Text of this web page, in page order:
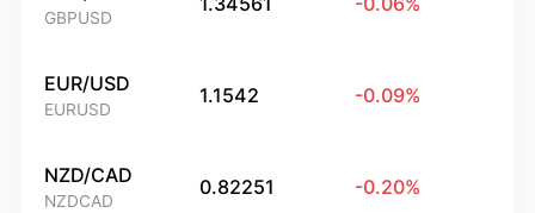
GBPUSD
EUR/USD
EURUSD
1.1542 -0.09%
NZD/CAD
NZDCAD
0.82251 -0.20%